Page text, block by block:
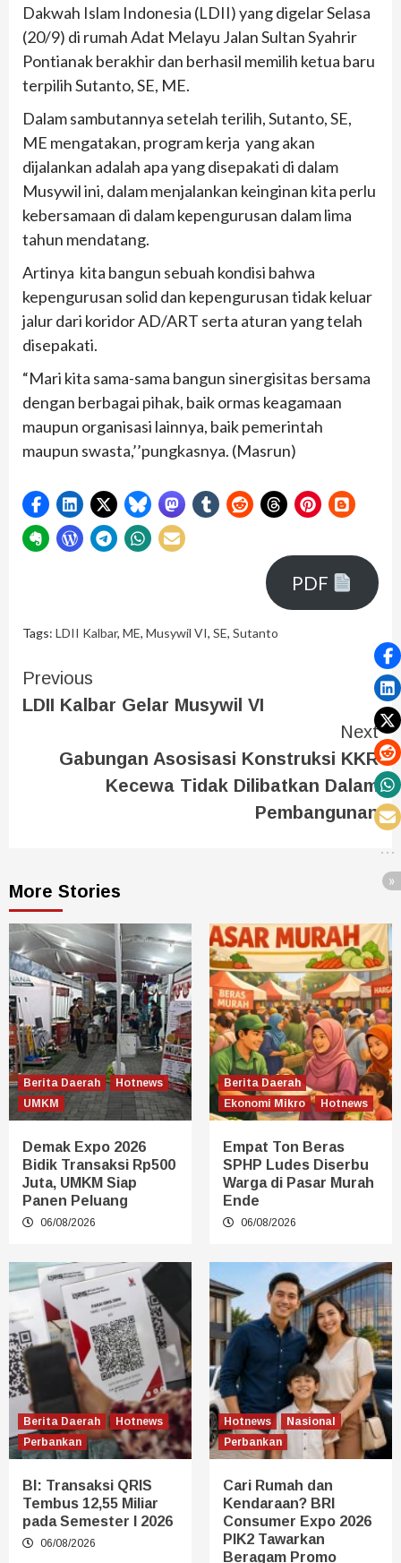
Dakwah Islam Indonesia (LDII) yang digelar Selasa
(20/9) di rumah Adat Melayu Jalan Sultan Syahrir
Pontianak berakhir dan berhasil memilih ketua baru
terpilih Sutanto, SE, ME.
Dalam sambutannya setelah terilih, Sutanto, SE,
ME mengatakan, program kerja yang akan
dijalankan adalah apa yang disepakati di dalam
Musywil ini, dalam menjalankan keinginan kita perlu
kebersamaan di dalam kepengurusan dalam lima
tahun mendatang.
Artinya kita bangun sebuah kondisi bahwa
kepengurusan solid dan kepengurusan tidak keluar
jalur dari koridor AD/ART serta aturan yang telah
disepakati.
“Mari kita sama-sama bangun sinergisitas bersama
dengan berbagai pihak, baik ormas keagamaan
maupun organisasi lainnya, baik pemerintah
maupun swasta,’’pungkasnya. (Masrun)
PDF
Tags: LDII Kalbar, ME, Musywil VI, SE, Sutanto
Previous
LDII Kalbar Gelar Musywil VI
Next
Gabungan Asosisasi Konstruksi KKR
Kecewa Tidak Dilibatkan Dalam
Pembangunan
More Stories
Berita Daerah
Hotnews
UMKM
Demak Expo 2026
Bidik Transaksi Rp500
Juta, UMKM Siap
Panen Peluang
06/08/2026
Berita Daerah
Ekonomi Mikro
Hotnews
Empat Ton Beras
SPHP Ludes Diserbu
Warga di Pasar Murah
Ende
06/08/2026
Berita Daerah
Hotnews
Perbankan
BI: Transaksi QRIS
Tembus 12,55 Miliar
pada Semester I 2026
06/08/2026
Hotnews
Nasional
Perbankan
Cari Rumah dan
Kendaraan? BRI
Consumer Expo 2026
PIK2 Tawarkan
Beragam Promo